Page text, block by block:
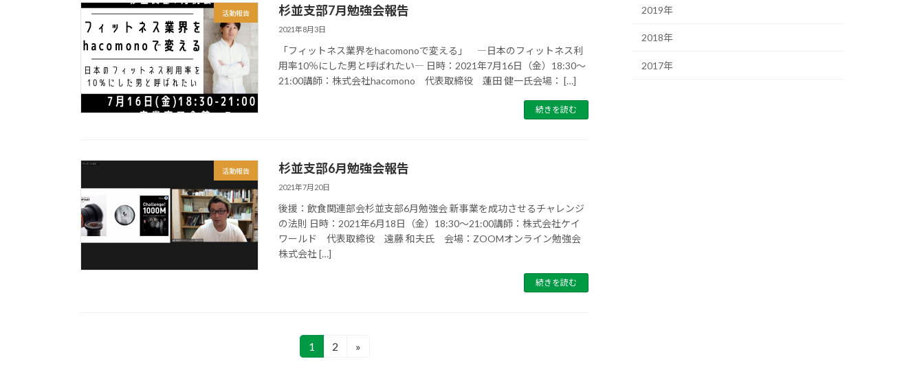
活動報告 杉並支部7月勉強会報告
2021年8月3日
「フィットネス業界をhacomonoで変える」 ―日本のフィットネス利
用率10％にした男と呼ばれたい― 日時：2021年7月16日（金）18:30～
21:00講師：株式会社hacomono 代表取締役 蓮田 健一氏会場： […]
続きを読む
活動報告 杉並支部6月勉強会報告
2021年7月20日
後援：飲食関連部会杉並支部6月勉強会 新事業を成功させるチャレンジ
の法則 日時：2021年6月18日（金）18:30～21:00講師：株式会社ケイ
ワールド 代表取締役 遠藤 和夫氏 会場：ZOOMオンライン勉強会
株式会社 […]
続きを読む
固
1
固
2 »
2019年
2018年
2017年